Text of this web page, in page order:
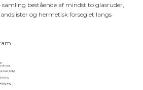
bestående af mindst to glasruder,
og hermetisk forseglet langs